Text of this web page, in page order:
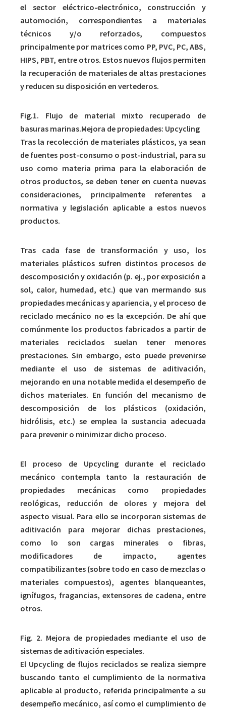
el sector eléctrico-electrónico, construcción y
automoción, correspondientes a materiales
técnicos y/o reforzados, compuestos
principalmente por matrices como PP, PVC, PC, ABS,
HIPS, PBT, entre otros. Estos nuevos flujos permiten
la recuperación de materiales de altas prestaciones
y reducen su disposición en vertederos.
Fig.1. Flujo de material mixto recuperado de
basuras marinas.Mejora de propiedades: Upcycling
Tras la recolección de materiales plásticos, ya sean
de fuentes post-consumo o post-industrial, para su
uso como materia prima para la elaboración de
otros productos, se deben tener en cuenta nuevas
consideraciones, principalmente referentes a
normativa y legislación aplicable a estos nuevos
productos.
Tras cada fase de transformación y uso, los
materiales plásticos sufren distintos procesos de
descomposición y oxidación (p. ej., por exposición a
sol, calor, humedad, etc.) que van mermando sus
propiedades mecánicas y apariencia, y el proceso de
reciclado mecánico no es la excepción. De ahí que
comúnmente los productos fabricados a partir de
materiales reciclados suelan tener menores
prestaciones. Sin embargo, esto puede prevenirse
mediante el uso de sistemas de aditivación,
mejorando en una notable medida el desempeño de
dichos materiales. En función del mecanismo de
descomposición de los plásticos (oxidación,
hidrólisis, etc.) se emplea la sustancia adecuada
para prevenir o minimizar dicho proceso.
El proceso de Upcycling durante el reciclado
mecánico contempla tanto la restauración de
propiedades mecánicas como propiedades
reológicas, reducción de olores y mejora del
aspecto visual. Para ello se incorporan sistemas de
aditivación para mejorar dichas prestaciones,
como lo son cargas minerales o fibras,
modificadores de impacto, agentes
compatibilizantes (sobre todo en caso de mezclas o
materiales compuestos), agentes blanqueantes,
ignífugos, fragancias, extensores de cadena, entre
otros.
Fig. 2. Mejora de propiedades mediante el uso de
sistemas de aditivación especiales.
El Upcycling de flujos reciclados se realiza siempre
buscando tanto el cumplimiento de la normativa
aplicable al producto, referida principalmente a su
desempeño mecánico, así como el cumplimiento de